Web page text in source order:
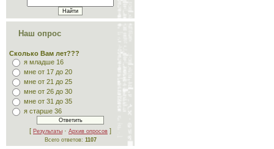
Наш опрос
Сколько Вам лет???
я младше 16
мне от 17 до 20
мне от 21 до 25
мне от 26 до 30
мне от 31 до 35
я старше 36
[ Результаты · Архив опросов ]
Всего ответов: 1107